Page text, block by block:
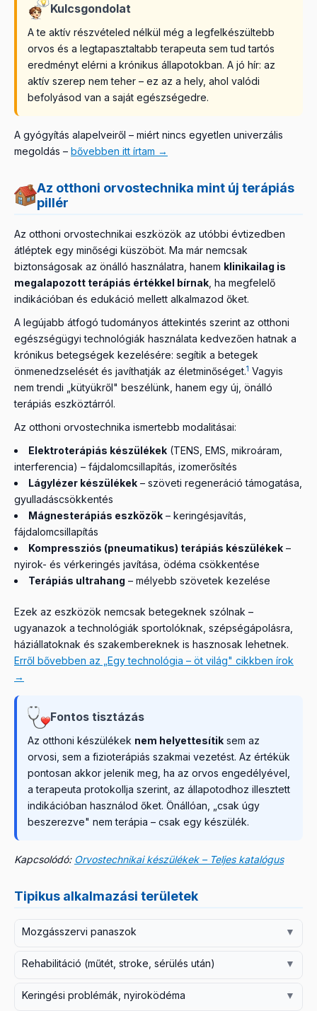
Kulcsgondolat
A te aktív részvételed nélkül még a legfelkészültebb
orvos és a legtapasztaltabb terapeuta sem tud tartós
eredményt elérni a krónikus állapotokban. A jó hír: az
aktív szerep nem teher – ez az a hely, ahol valódi
befolyásod van a saját egészségedre.
A gyógyítás alapelveiről – miért nincs egyetlen univerzális
megoldás – bővebben itt írtam →
Az otthoni orvostechnika mint új terápiás
pillér
Az otthoni orvostechnikai eszközök az utóbbi évtizedben
átléptek egy minőségi küszöböt. Ma már nemcsak
biztonságosak az önálló használatra, hanem klinikailag is
megalapozott terápiás értékkel bírnak , ha megfelelő
indikációban és edukáció mellett alkalmazod őket.
A legújabb átfogó tudományos áttekintés szerint az otthoni
egészségügyi technológiák használata kedvezően hatnak a
krónikus betegségek kezelésére: segítik a betegek
önmenedzselését és javíthatják az életminőséget.1 Vagyis
nem trendi „kütyükről" beszélünk, hanem egy új, önálló
terápiás eszköztárról.
Az otthoni orvostechnika ismertebb modalitásai:
Elektroterápiás készülékek (TENS, EMS, mikroáram,
interferencia) – fájdalomcsillapítás, izomerősítés
Lágylézer készülékek – szöveti regeneráció támogatása,
gyulladáscsökkentés
Mágnesterápiás eszközök – keringésjavítás,
fájdalomcsillapítás
Kompressziós (pneumatikus) terápiás készülékek –
nyirok- és vérkeringés javítása, ödéma csökkentése
Terápiás ultrahang – mélyebb szövetek kezelése
Ezek az eszközök nemcsak betegeknek szólnak –
ugyanazok a technológiák sportolóknak, szépségápolásra,
háziállatoknak és szakembereknek is hasznosak lehetnek.
Erről bővebben az „Egy technológia – öt világ" cikkben írok
→
Fontos tisztázás
Az otthoni készülékek nem helyettesítik sem az
orvosi, sem a fizioterápiás szakmai vezetést. Az értékük
pontosan akkor jelenik meg, ha az orvos engedélyével,
a terapeuta protokollja szerint, az állapotodhoz illesztett
indikációban használod őket. Önállóan, „csak úgy
beszerezve" nem terápia – csak egy készülék.
Kapcsolódó: Orvostechnikai készülékek – Teljes katalógus
Tipikus alkalmazási területek
Mozgásszervi panaszok
▼
keserítik meg. A fizioterápia – beleértve az
bevált módszer ezek kezelésére. Az otthoni
Rehabilitáció (műtét, stroke, sérülés után)
▼
határozza meg, mennyit nyersz vissza az elveszített
Keringési problémák, nyiroködéma
▼